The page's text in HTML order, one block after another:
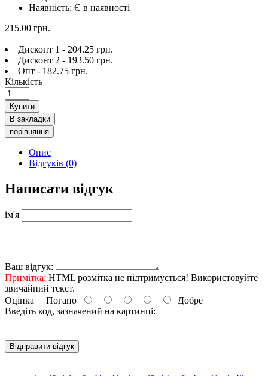
Наявність: Є в наявності
215.00 грн.
Дисконт 1 - 204.25 грн.
Дисконт 2 - 193.50 грн.
Опт - 182.75 грн.
Кількість
Купити
В закладки
порівняння
Опис
Відгуків (0)
Написати відгук
ім'я
Ваш відгук:
Примітка: HTML розмітка не підтримується! Використовуйте
звичайний текст.
Оцінка Погано
Добре
Введіть код, зазначений на картинці:
Відправити відгук